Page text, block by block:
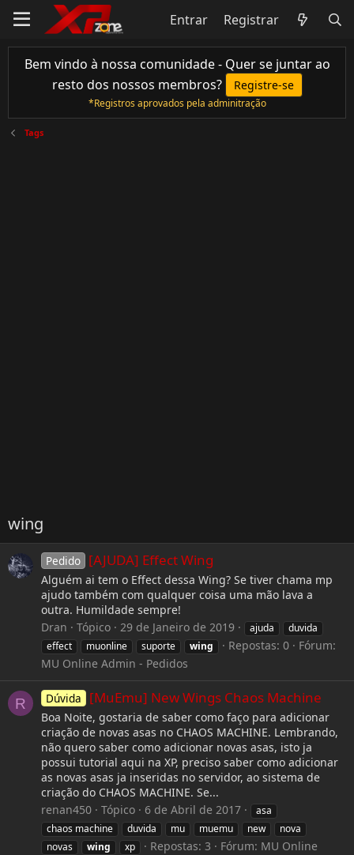
Entrar Registrar
Bem vindo à nossa comunidade - Quer se juntar ao
resto dos nossos membros?
Registre-se
*Registros aprovados pela adminitração
Tags
wing
Pedido [AJUDA] Effect Wing
Alguém ai tem o Effect dessa Wing? Se tiver chama mp
ajudo também com qualquer coisa uma mão lava a
outra. Humildade sempre!
Dran
Tópico 29 de Janeiro de 2019 ajuda
duvida
effect
muonline suporte wing Repostas: 0
Fórum:
MU Online Admin - Pedidos
R Dúvida [MuEmu] New Wings Chaos Machine
Boa Noite, gostaria de saber como faço para adicionar
criação de novas asas no CHAOS MACHINE. Lembrando,
não quero saber como adicionar novas asas, isto ja
possui tutorial aqui na XP, preciso saber como adicionar
as novas asas ja inseridas no servidor, ao sistema de
criação do CHAOS MACHINE. Se...
renan450
Tópico 6 de Abril de 2017
asa
chaos machine
duvida mu muemu new
nova
novas
wing xp Repostas: 3 Fórum: MU Online